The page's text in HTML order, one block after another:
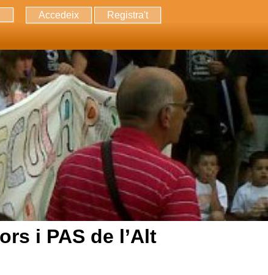
Accedeix Registra't
i PAS de l’Alt